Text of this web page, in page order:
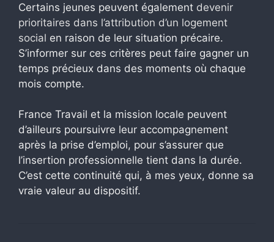
Certains jeunes peuvent également devenir
prioritaires dans l’attribution d’un logement
social en raison de leur situation précaire.
S’informer sur ces critères peut faire gagner un
temps précieux dans des moments où chaque
mois compte.
France Travail et la mission locale peuvent
d’ailleurs poursuivre leur accompagnement
après la prise d’emploi, pour s’assurer que
l’insertion professionnelle tient dans la durée.
C’est cette continuité qui, à mes yeux, donne sa
vraie valeur au dispositif.